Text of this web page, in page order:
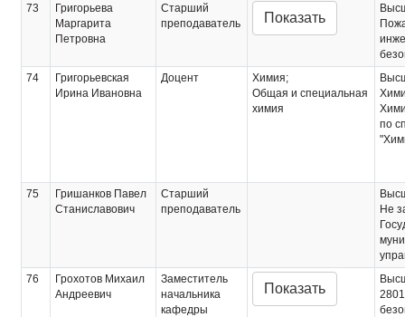
73
Григорьева
Маргарита
Петровна
Старший
преподаватель
Показать
74
Григорьевская
Ирина Ивановна
Доцент
Химия;
Общая и специальная
химия
по
75
Гришанков Павел
Станиславович
Старший
преподаватель
Не
76
Грохотов Михаил
Андреевич
Заместитель
начальника
кафедры
Показать